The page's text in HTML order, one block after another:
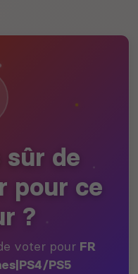
de
pour ce
?
voter pour FR
PS5